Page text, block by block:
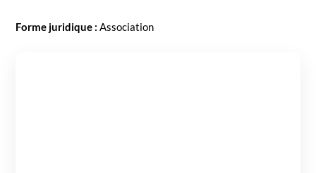
Forme juridique : Asso­ci­a­tion